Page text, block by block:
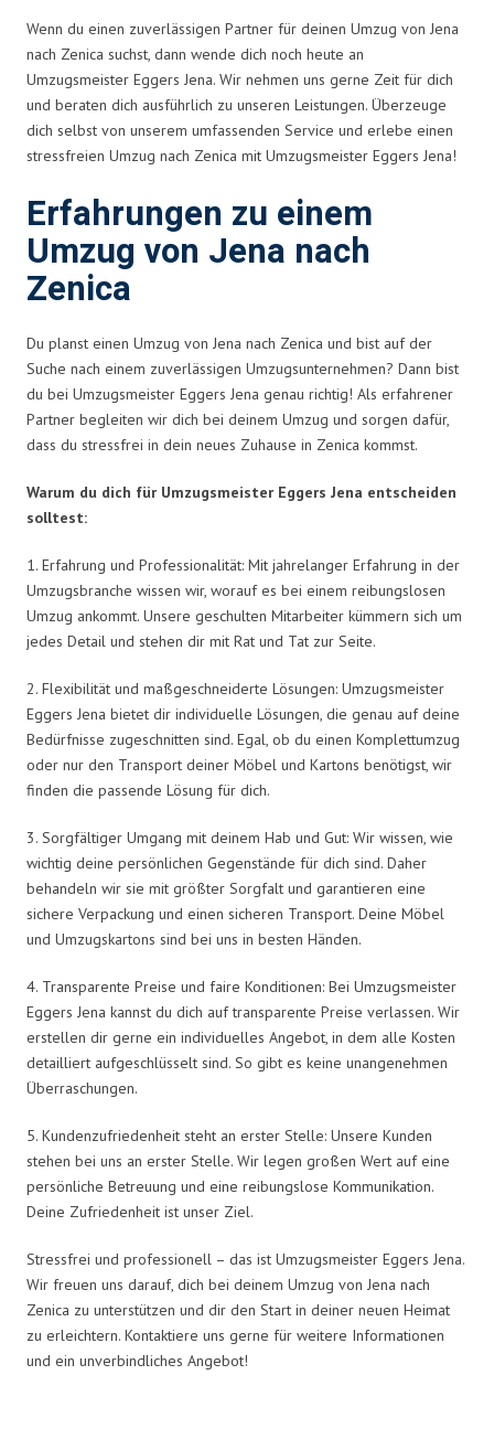
Wenn du einen zuverlässigen Partner für deinen Umzug von Jena
nach Zenica suchst, dann wende dich noch heute an
Umzugsmeister Eggers Jena. Wir nehmen uns gerne Zeit für dich
und beraten dich ausführlich zu unseren Leistungen. Überzeuge
dich selbst von unserem umfassenden Service und erlebe einen
stressfreien Umzug nach Zenica mit Umzugsmeister Eggers Jena!
Erfahrungen zu einem
Umzug von Jena nach
Zenica
Du planst einen Umzug von Jena nach Zenica und bist auf der
Suche nach einem zuverlässigen Umzugsunternehmen? Dann bist
du bei Umzugsmeister Eggers Jena genau richtig! Als erfahrener
Partner begleiten wir dich bei deinem Umzug und sorgen dafür,
dass du stressfrei in dein neues Zuhause in Zenica kommst.
Warum du dich für Umzugsmeister Eggers Jena entscheiden
solltest:
1. Erfahrung und Professionalität: Mit jahrelanger Erfahrung in der
Umzugsbranche wissen wir, worauf es bei einem reibungslosen
Umzug ankommt. Unsere geschulten Mitarbeiter kümmern sich um
jedes Detail und stehen dir mit Rat und Tat zur Seite.
2. Flexibilität und maßgeschneiderte Lösungen: Umzugsmeister
Eggers Jena bietet dir individuelle Lösungen, die genau auf deine
Bedürfnisse zugeschnitten sind. Egal, ob du einen Komplettumzug
oder nur den Transport deiner Möbel und Kartons benötigst, wir
finden die passende Lösung für dich.
3. Sorgfältiger Umgang mit deinem Hab und Gut: Wir wissen, wie
wichtig deine persönlichen Gegenstände für dich sind. Daher
behandeln wir sie mit größter Sorgfalt und garantieren eine
sichere Verpackung und einen sicheren Transport. Deine Möbel
und Umzugskartons sind bei uns in besten Händen.
4. Transparente Preise und faire Konditionen: Bei Umzugsmeister
Eggers Jena kannst du dich auf transparente Preise verlassen. Wir
erstellen dir gerne ein individuelles Angebot, in dem alle Kosten
detailliert aufgeschlüsselt sind. So gibt es keine unangenehmen
Überraschungen.
5. Kundenzufriedenheit steht an erster Stelle: Unsere Kunden
stehen bei uns an erster Stelle. Wir legen großen Wert auf eine
persönliche Betreuung und eine reibungslose Kommunikation.
Deine Zufriedenheit ist unser Ziel.
Stressfrei und professionell – das ist Umzugsmeister Eggers Jena.
Wir freuen uns darauf, dich bei deinem Umzug von Jena nach
Zenica zu unterstützen und dir den Start in deiner neuen Heimat
zu erleichtern. Kontaktiere uns gerne für weitere Informationen
und ein unverbindliches Angebot!